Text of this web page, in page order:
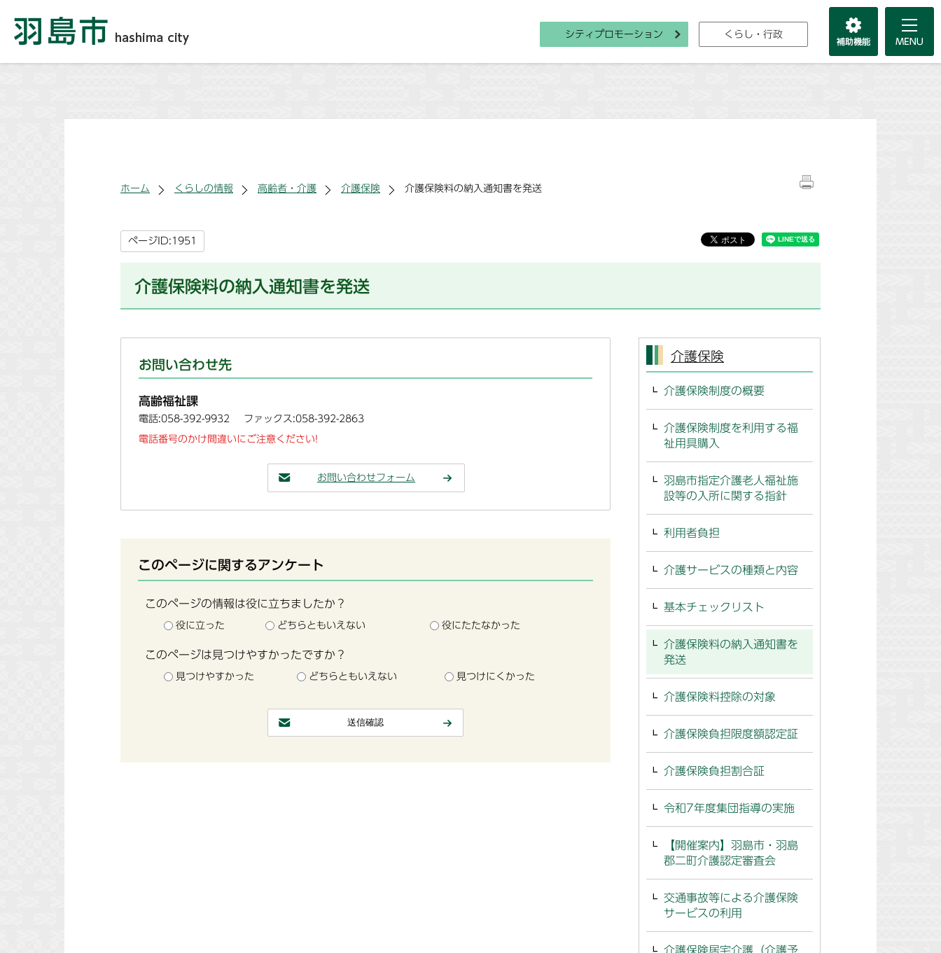
シティプロモーション くらし・行政
ホーム くらしの情報 高齢者・介護 介護保険 介護保険料の納入通知書を発送
ページID:1951
介護保険料の納入通知書を発送
お問い合わせ先
高齢福祉課
電話:058-392-9932 ファックス:058-392-2863
電話番号のかけ間違いにご注意ください!
お問い合わせフォーム
このページに関するアンケート
このページの情報は役に立ちましたか？
役に立った どちらともいえない 役にたたなかった
このページは見つけやすかったですか？
見つけやすかった どちらともいえない 見つけにくかった
介護保険
介護保険制度の概要
介護保険制度を利用する福
祉用具購入
羽島市指定介護老人福祉施
設等の入所に関する指針
利用者負担
介護サービスの種類と内容
基本チェックリスト
介護保険料の納入通知書を
発送
介護保険料控除の対象
介護保険負担限度額認定証
介護保険負担割合証
令和7年度集団指導の実施
【開催案内】羽島市・羽島
郡二町介護認定審査会
交通事故等による介護保険
サービスの利用
介護保険居宅介護（介護予